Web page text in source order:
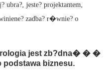
ubra?, jeste? projektantem,
zadba? r�wnie? o
jest zb?dna� � �
biznesu.